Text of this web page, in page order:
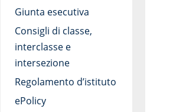
Giunta esecutiva
Consigli di classe,
interclasse e
intersezione
Regolamento d’istituto
ePolicy